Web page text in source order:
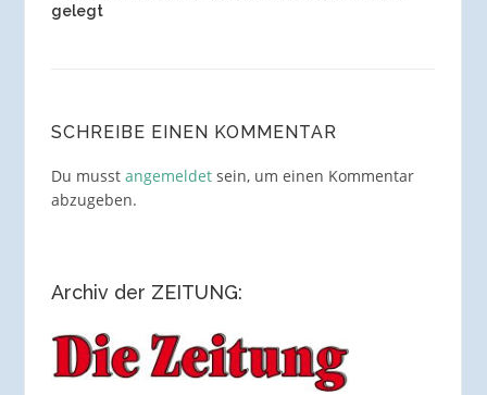
gelegt
SCHREIBE EINEN KOMMENTAR
Du musst angemeldetsein, um einen Kommentar
abzugeben.
Archiv der ZEITUNG: